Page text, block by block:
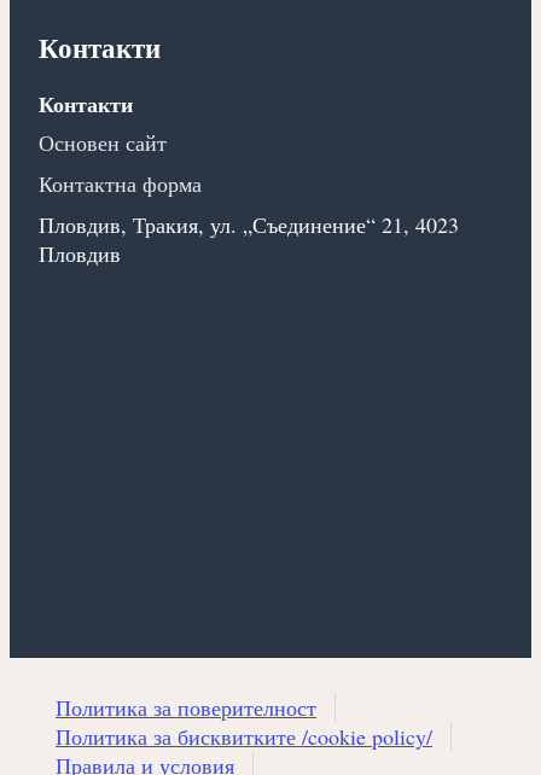
Контакти
Контакти
Основен сайт
Контактна форма
Пловдив, Тракия, ул. „Съединение“ 21, 4023
Пловдив
Политика за поверителност
Политика за бисквитките /cookie policy/
Правила и условия